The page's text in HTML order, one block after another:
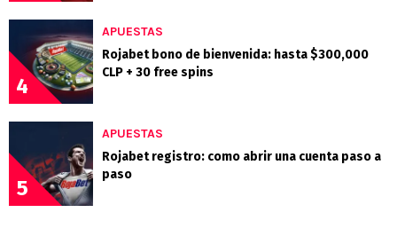
4
APUESTAS
Rojabet bono de bienvenida: hasta $300,000
CLP + 30 free spins
5
APUESTAS
Rojabet registro: como abrir una cuenta paso a
paso